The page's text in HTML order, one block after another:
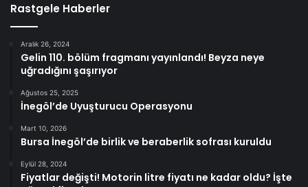
Rastgele Haberler
Aralık 26, 2024
Gelin 110. bölüm fragmanı yayınlandı! Beyza neye
uğradığını şaşırıyor
Ağustos 25, 2025
İnegöl’de Uyuşturucu Operasyonu
Mart 10, 2026
Bursa İnegöl’de birlik ve beraberlik sofrası kuruldu
Eylül 28, 2024
Fiyatlar değişti! Motorin litre fiyatı ne kadar oldu? İşte